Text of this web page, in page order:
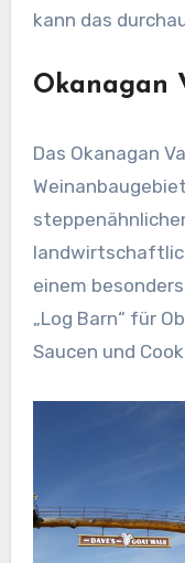
kann das
Okanagan
Das Okanagan
einem
„Log Barn“ für
Saucen und